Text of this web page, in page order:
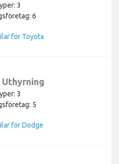
3
6
för Toyota
Uthyrning
3
5
för Dodge